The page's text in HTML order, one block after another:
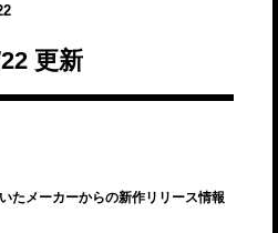
更新
たメーカーからの新作リリース情報